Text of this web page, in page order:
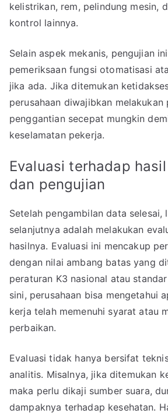
kelistrikan, rem, pelindung mesin,
kontrol lainnya.
Selain aspek mekanis, pengujian
pemeriksaan fungsi otomatisasi
jika ada. Jika ditemukan
perusahaan diwajibkan melakukan
penggantian secepat mungkin
keselamatan pekerja.
Evaluasi terhadap
dan pengujian
Setelah pengambilan data selesai,
selanjutnya adalah melakukan
hasilnya. Evaluasi ini mencakup
dengan nilai ambang batas yang
peraturan K3 nasional atau
sini, perusahaan bisa mengetahui
kerja telah memenuhi syarat atau
perbaikan.
Evaluasi tidak hanya bersifat
analitis. Misalnya, jika ditemukan
maka perlu dikaji sumber suara,
dampaknya terhadap kesehatan.